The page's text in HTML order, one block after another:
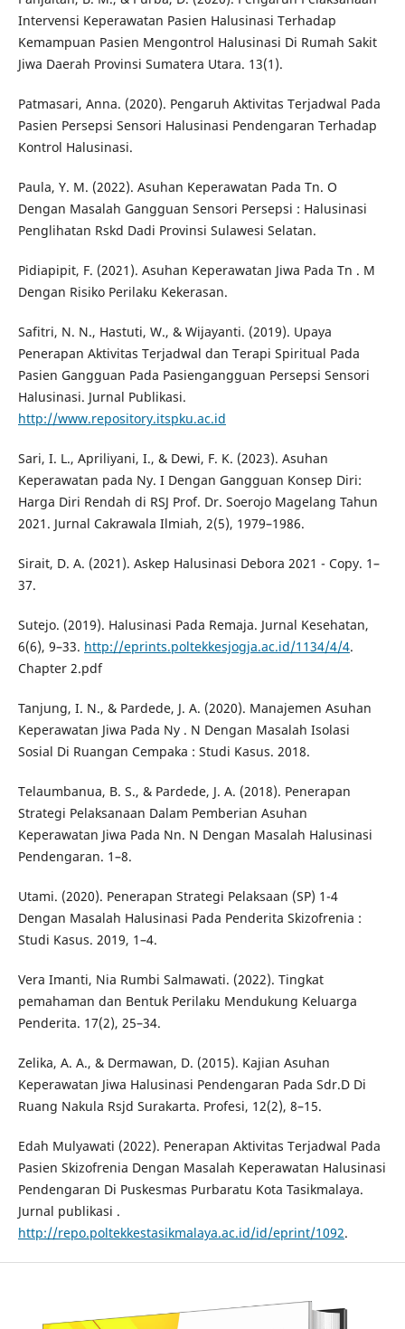
Intervensi Keperawatan Pasien Halusinasi Terhadap
Kemampuan Pasien Mengontrol Halusinasi Di Rumah Sakit
Jiwa Daerah Provinsi Sumatera Utara. 13(1).
Patmasari, Anna. (2020). Pengaruh Aktivitas Terjadwal Pada
Pasien Persepsi Sensori Halusinasi Pendengaran Terhadap
Kontrol Halusinasi.
Paula, Y. M. (2022). Asuhan Keperawatan Pada Tn. O
Dengan Masalah Gangguan Sensori Persepsi : Halusinasi
Penglihatan Rskd Dadi Provinsi Sulawesi Selatan.
Pidiapipit, F. (2021). Asuhan Keperawatan Jiwa Pada Tn . M
Dengan Risiko Perilaku Kekerasan.
Safitri, N. N., Hastuti, W., & Wijayanti. (2019). Upaya
Penerapan Aktivitas Terjadwal dan Terapi Spiritual Pada
Pasien Gangguan Pada Pasiengangguan Persepsi Sensori
Halusinasi. Jurnal Publikasi.
http://www.repository.itspku.ac.id
Sari, I. L., Apriliyani, I., & Dewi, F. K. (2023). Asuhan
Keperawatan pada Ny. I Dengan Gangguan Konsep Diri:
Harga Diri Rendah di RSJ Prof. Dr. Soerojo Magelang Tahun
2021. Jurnal Cakrawala Ilmiah, 2(5), 1979–1986.
Sirait, D. A. (2021). Askep Halusinasi Debora 2021 - Copy. 1–
37.
Sutejo. (2019). Halusinasi Pada Remaja. Jurnal Kesehatan,
6(6), 9–33. http://eprints.poltekkesjogja.ac.id/1134/4/4.
Chapter 2.pdf
Tanjung, I. N., & Pardede, J. A. (2020). Manajemen Asuhan
Keperawatan Jiwa Pada Ny . N Dengan Masalah Isolasi
Sosial Di Ruangan Cempaka : Studi Kasus. 2018.
Telaumbanua, B. S., & Pardede, J. A. (2018). Penerapan
Strategi Pelaksanaan Dalam Pemberian Asuhan
Keperawatan Jiwa Pada Nn. N Dengan Masalah Halusinasi
Pendengaran. 1–8.
Utami. (2020). Penerapan Strategi Pelaksaan (SP) 1-4
Dengan Masalah Halusinasi Pada Penderita Skizofrenia :
Studi Kasus. 2019, 1–4.
Vera Imanti, Nia Rumbi Salmawati. (2022). Tingkat
pemahaman dan Bentuk Perilaku Mendukung Keluarga
Penderita. 17(2), 25–34.
Zelika, A. A., & Dermawan, D. (2015). Kajian Asuhan
Keperawatan Jiwa Halusinasi Pendengaran Pada Sdr.D Di
Ruang Nakula Rsjd Surakarta. Profesi, 12(2), 8–15.
Edah Mulyawati (2022). Penerapan Aktivitas Terjadwal Pada
Pasien Skizofrenia Dengan Masalah Keperawatan Halusinasi
Pendengaran Di Puskesmas Purbaratu Kota Tasikmalaya.
Jurnal publikasi .
http://repo.poltekkestasikmalaya.ac.id/id/eprint/1092.